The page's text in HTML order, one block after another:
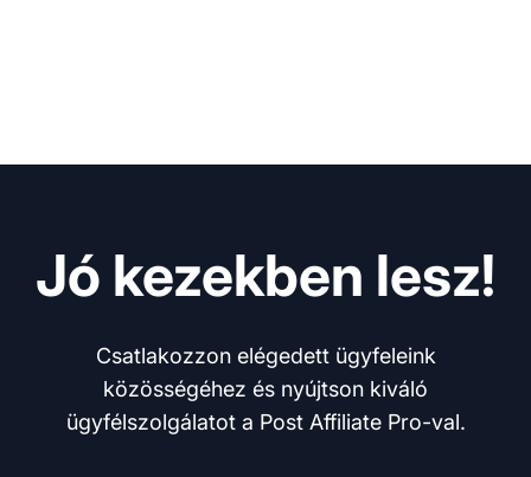
Jó kezekben lesz!
Csatlakozzon elégedett ügyfeleink
közösségéhez és nyújtson kiváló
ügyfélszolgálatot a Post Affiliate Pro-val.